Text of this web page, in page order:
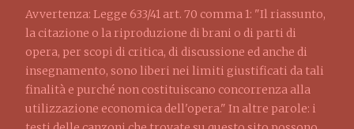
Avvertenza: Legge 633/41 art. 70 comma 1: "Il riassunto,
la citazione o la riproduzione di brani o di parti di
opera, per scopi di critica, di discussione ed anche di
insegnamento, sono liberi nei limiti giustificati da tali
finalità e purché non costituiscano concorrenza alla
utilizzazione economica dell'opera." In altre parole: i